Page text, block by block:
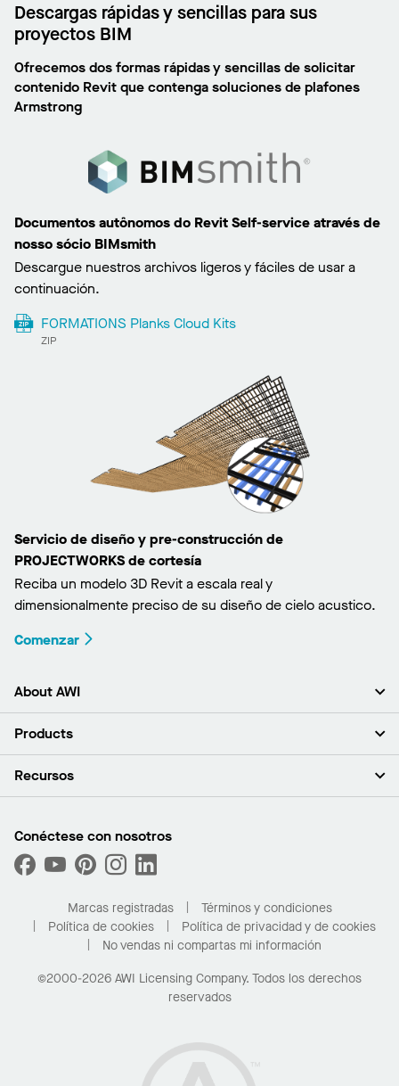
Descargas rápidas y sencillas para sus
proyectos BIM
Ofrecemos dos formas rápidas y sencillas de solicitar
contenido Revit que contenga soluciones de plafones
Armstrong
Documentos autônomos do Revit Self-service através de
nosso sócio BIMsmith
Descargue nuestros archivos ligeros y fáciles de usar a
continuación.
FORMATIONS Planks Cloud Kits
ZIP
Servicio de diseño y pre-construcción de
PROJECTWORKS de cortesía
Reciba un modelo 3D Revit a escala real y
dimensionalmente preciso de su diseño de cielo acustico.
Comenzar
About AWI
Acerca de nosotros
Sala de prensa
¿Cuáles son mis opciones de compra?
Products
Plafones
Capacidades personalizadas
Desempeño
Recursos
Buscar un distribuidor
Solicitar muestras
Compre en línea con Kanopi
Para el hogar
Conéctese con nosotros
Marcas registradas
Términos y condiciones
Política de cookies
Política de privacidad y de cookies
No vendas ni compartas mi información
©2000-2026 AWI Licensing Company. Todos los derechos
reservados